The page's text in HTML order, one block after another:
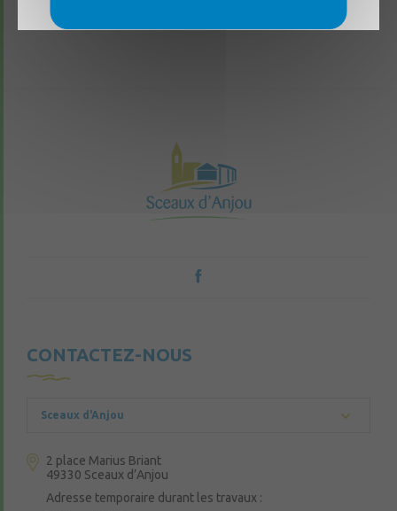
CONTACTEZ-NOUS
Sceaux d'Anjou
2 place Marius Briant
49330 Sceaux d’Anjou
Adresse temporaire durant les travaux :